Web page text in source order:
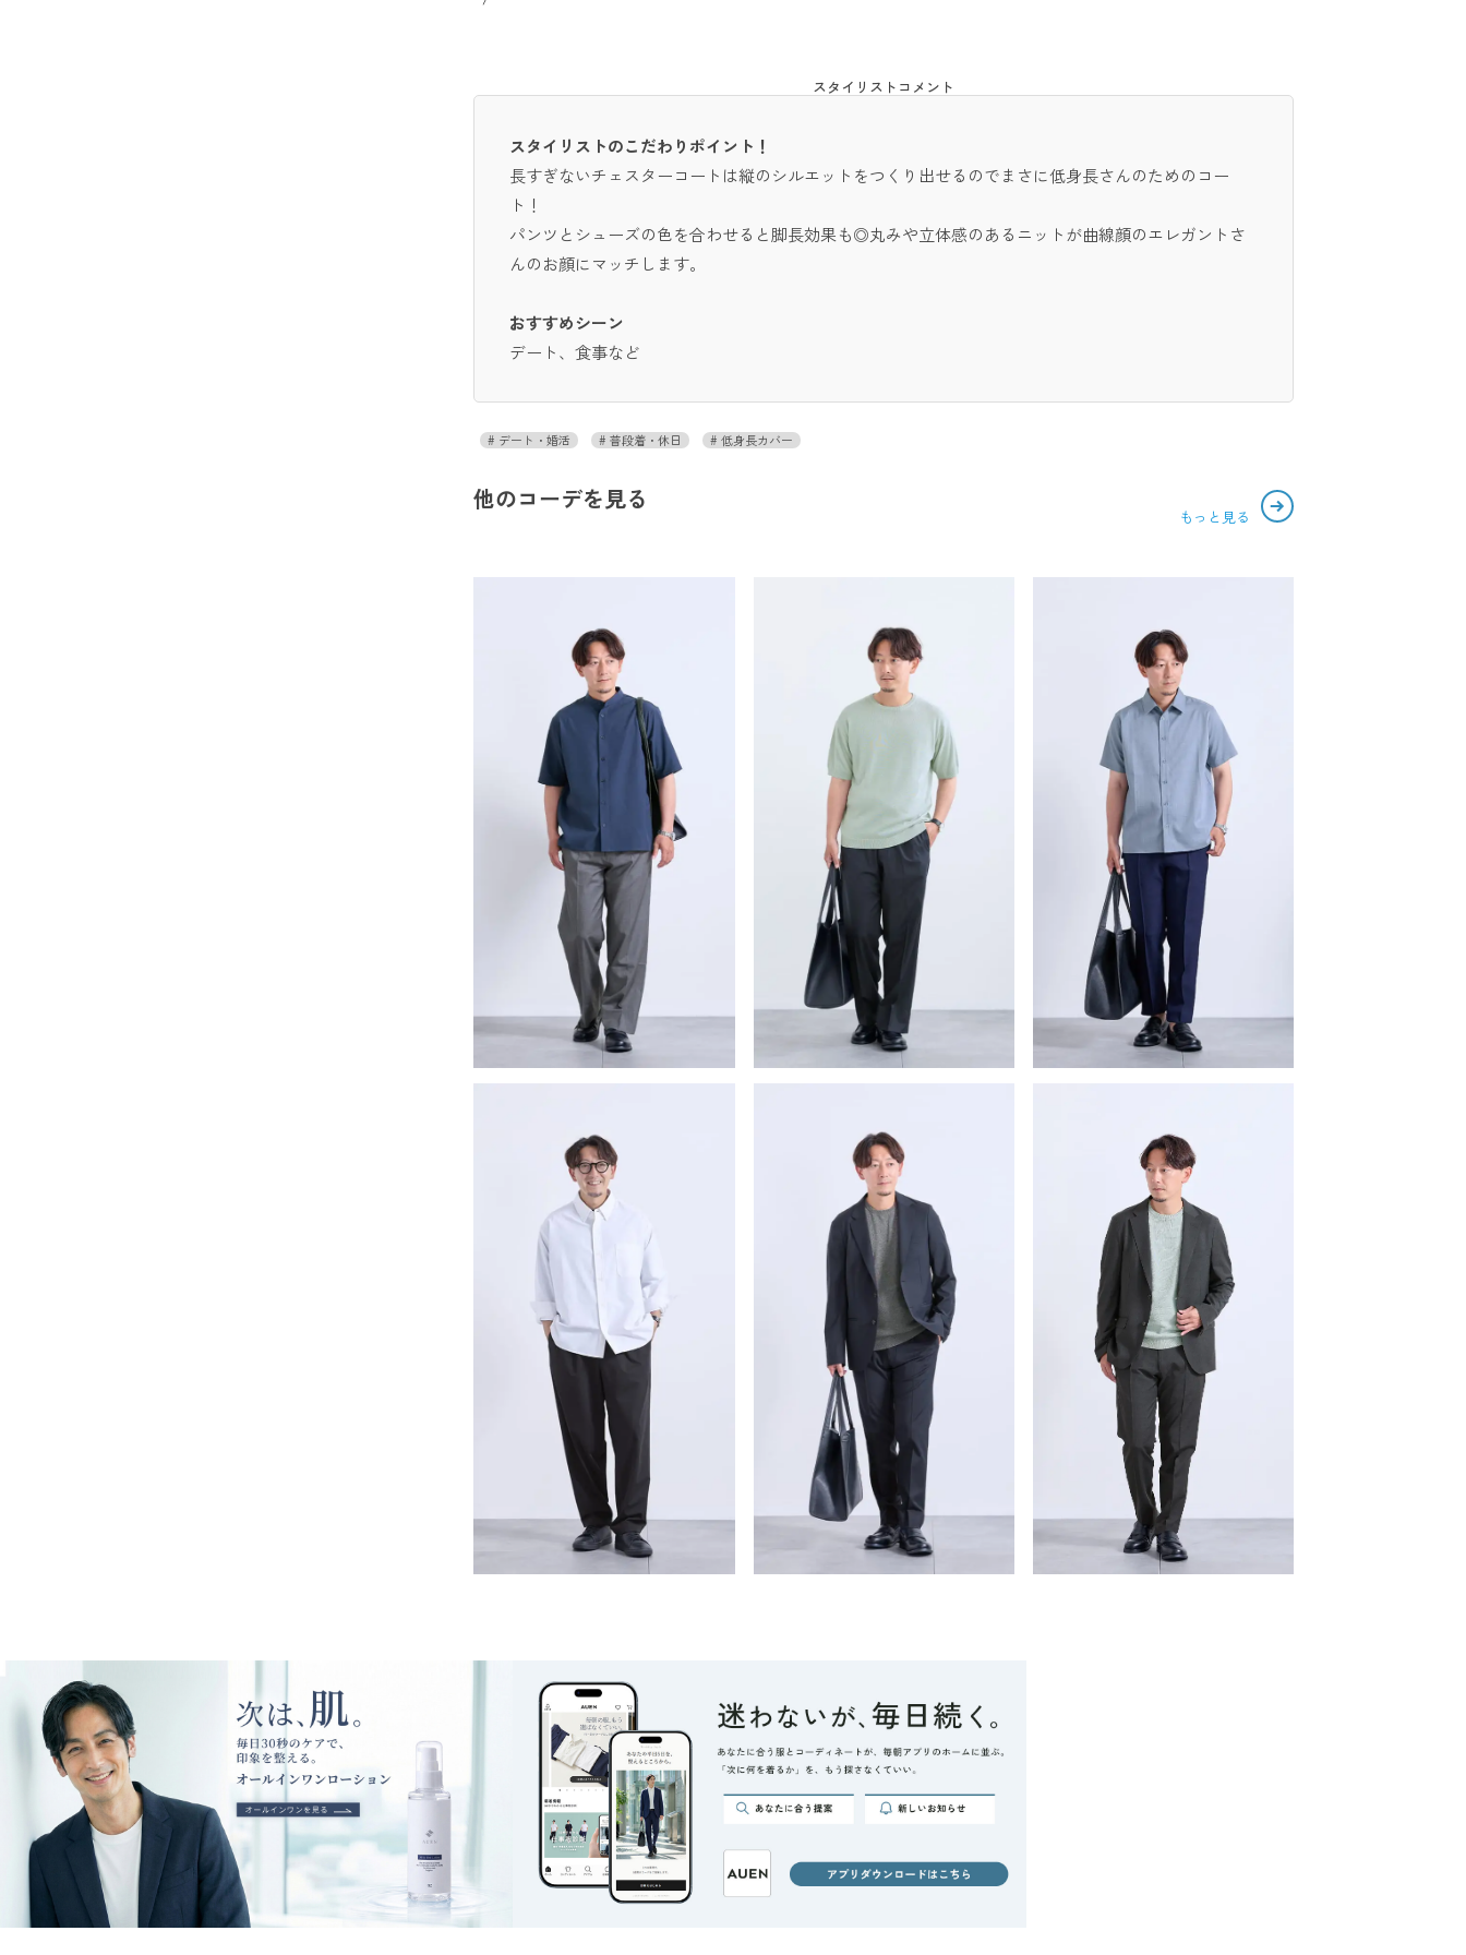
スタイリストコメント
スタイリストのこだわりポイント！
長すぎないチェスターコートは縦のシルエットをつくり出せるのでまさに低身長さんのためのコー
ト！
パンツとシューズの色を合わせると脚長効果も◎丸みや立体感のあるニットが曲線顔のエレガントさ
んのお顔にマッチします。
おすすめシーン
デート、食事など
デート・婚活 普段着・休日 低身長カバー
他のコーデを見る
もっと見る